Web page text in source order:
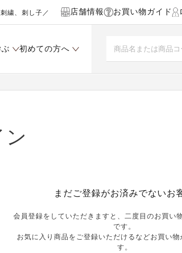
繍、刺し子／ 店舗情報 お買い物ガイド
初めての方へ
ン
まだご登録がお済みでないお
会員登録をしていただきますと、二度目のお買い
です。
お気に入り商品をご登録いただけるなどお買い物
す。